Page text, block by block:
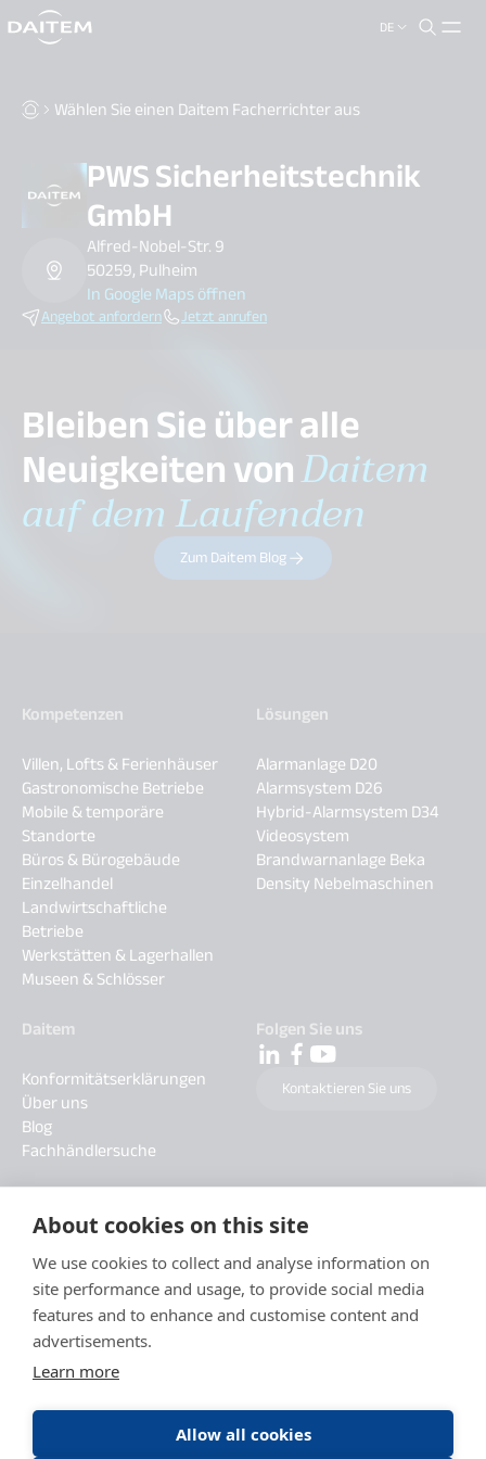
About cookies on this site
We use cookies to collect and analyse information on
site performance and usage, to provide social media
features and to enhance and customise content and
advertisements.
Learn more
Allow all cookies
DE
search.label
Wählen Sie einen Daitem Facherrichter aus
PWS Sicherheitstechnik
GmbH
Alfred-Nobel-Str. 9
50259, Pulheim
In Google Maps öffnen
Angebot anfordern Jetzt anrufen
Bleiben Sie über alle
Neuigkeiten vonDaitem
auf dem Laufenden
Zum Daitem Blog
Kompetenzen
Villen, Lofts & Ferienhäuser
Gastronomische Betriebe
Mobile & temporäre
Standorte
Büros & Bürogebäude
Einzelhandel
Landwirtschaftliche
Betriebe
Werkstätten & Lagerhallen
Museen & Schlösser
Lösungen
Alarmanlage D20
Alarmsystem D26
Hybrid-Alarmsystem D34
Videosystem
Brandwarnanlage Beka
Density Nebelmaschinen
Daitem
Konformitätserklärungen
Über uns
Blog
Fachhändlersuche
Folgen Sie uns
Kontaktieren Sie uns